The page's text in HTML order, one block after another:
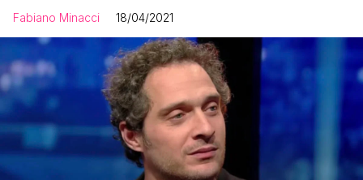
Fabiano Minacci 18/04/2021